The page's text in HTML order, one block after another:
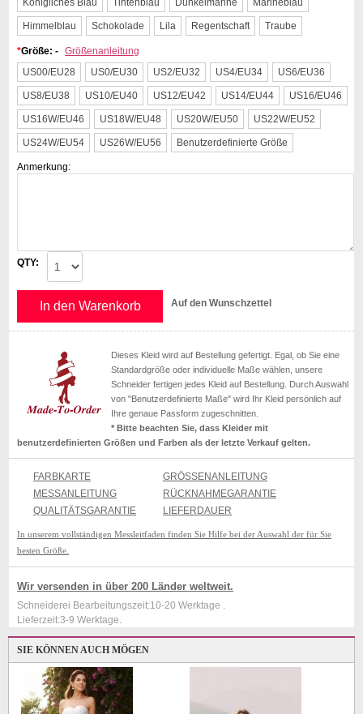
Königliches Blau Tintenblau Dunkelmarine Marineblau
Himmelblau Schokolade Lila Regentschaft Traube
*Größe: - Größenanleitung
US00/EU28
US0/EU30 US2/EU32 US4/EU34 US6/EU36
US8/EU38 US10/EU40 US12/EU42 US14/EU44 US16/EU46
US16W/EU46 US18W/EU48 US20W/EU50 US22W/EU52
US24W/EU54 US26W/EU56 Benutzerdefinierte Größe
Anmerkung:
QTY:
In den Warenkorb Auf den Wunschzettel
Dieses Kleid wird auf Bestellung gefertigt. Egal, ob Sie eine
Standardgröße oder individuelle Maße wählen, unsere
Schneider fertigen jedes Kleid auf Bestellung. Durch Auswahl
von "Benutzerdefinierte Maße" wird Ihr Kleid persönlich auf
Ihre genaue Passform zugeschnitten.
* Bitte beachten Sie, dass Kleider mit
benutzerdefinierten Größen und Farben als der letzte Verkauf gelten.
FARBKARTE
GRÖSSENANLEITUNG
MESSANLEITUNG
RÜCKNAHMEGARANTIE
QUALITÄTSGARANTIE
LIEFERDAUER
In unserem vollständigen Messleitfaden finden Sie Hilfe bei der Auswahl der für Sie
besten Größe.
Wir versenden in über 200 Länder weltweit.
Schneiderei Bearbeitungszeit:10-20 Werktage .
Lieferzeit:3-9 Werktage.
SIE KÖNNEN AUCH MÖGEN